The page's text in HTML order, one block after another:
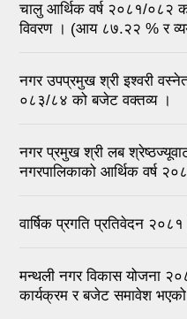
चालु आर्थिक वर्ष २०८१/०८२ को
विवरण । (आय ८७.२२ % र
नगर उपप्रमुख श्री इश्वरी
०८३/८४ को बजेट वक्तव्य ।
नगर प्रमुख श्री लब
नगरपालिकाको आर्थिक वर्ष
वार्षिक प्रगति प्रतिवेदन
मन्थली नगर विकास योजना
कार्यक्रम र बजेट समावेश